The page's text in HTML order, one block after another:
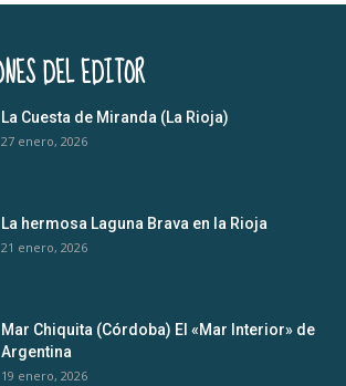
DEL EDITOR
La Cuesta de Miranda (La Rioja)
27 enero, 2026
La hermosa Laguna Brava en la Rioja
21 enero, 2026
Mar Chiquita (Córdoba) El «Mar Interior» de
Argentina
19 enero, 2026